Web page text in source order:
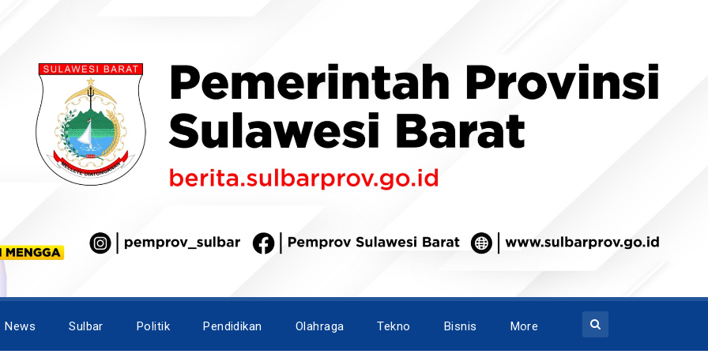
News Sulbar Politik Pendidikan Olahraga Tekno Bisnis More